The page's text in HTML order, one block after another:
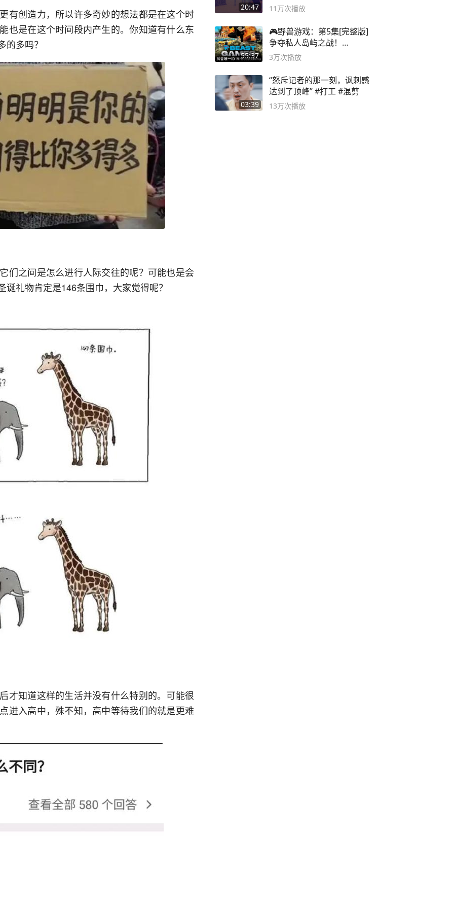
有创造力，所以许多奇妙的想法都是在这个时
也是在这个时间段内产生的。你知道有什么东
多吗？
们之间是怎么进行人际交往的呢？可能也是会
礼物肯定是146条围巾，大家觉得呢？
才知道这样的生活并没有什么特别的。可能很
进入高中，殊不知，高中等待我们的就是更难
20:47 主机大作
11万次播放
55:37
🎮野兽游戏：第5集[完整版]
争夺私人岛屿之战！
#MrBeastChina
3万次播放
03:39
“怒斥记者的那一刻，讽刺感
达到了顶峰” #打工 #混剪
13万次播放